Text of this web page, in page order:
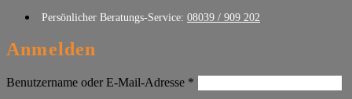
Persönlicher Beratungs-Service: 08039 / 909 202
Anmelden
Benutzername oder E-Mail-Adresse *